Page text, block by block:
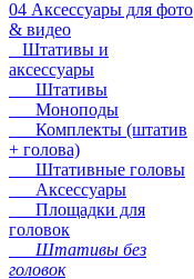
04 Аксессуары для фото
& видео
Штативы и
аксессуары
Штативы
Моноподы
Комплекты (штатив
+ голова)
Штативные головы
Аксессуары
Площадки для
головок
Штативы без
головок